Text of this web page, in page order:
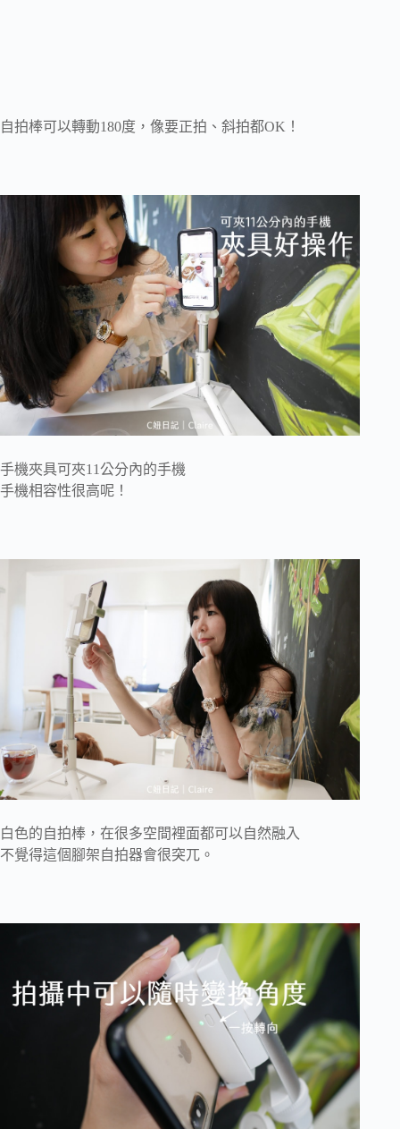
自拍棒可以轉動180度，像要正拍、斜拍都OK！
手機夾具可夾11公分內的手機
手機相容性很高呢！
白色的自拍棒，在很多空間裡面都可以自然融入
不覺得這個腳架自拍器會很突兀。